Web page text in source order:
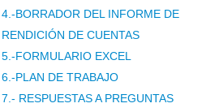
4.-BORRADOR DEL INFORME DE
RENDICIÓN DE CUENTAS
5.-FORMULARIO EXCEL
6.-PLAN DE TRABAJO
7.- RESPUESTAS A PREGUNTAS